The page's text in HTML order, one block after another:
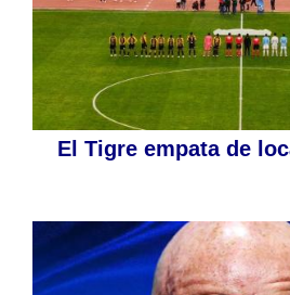
El Tigre empata de